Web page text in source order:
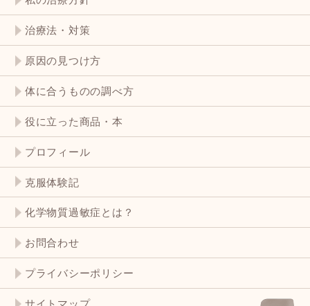
治療法・対策
原因の見つけ方
体に合うものの調べ方
役に立った商品・本
プロフィール
克服体験記
化学物質過敏症とは？
お問合わせ
プライバシーポリシー